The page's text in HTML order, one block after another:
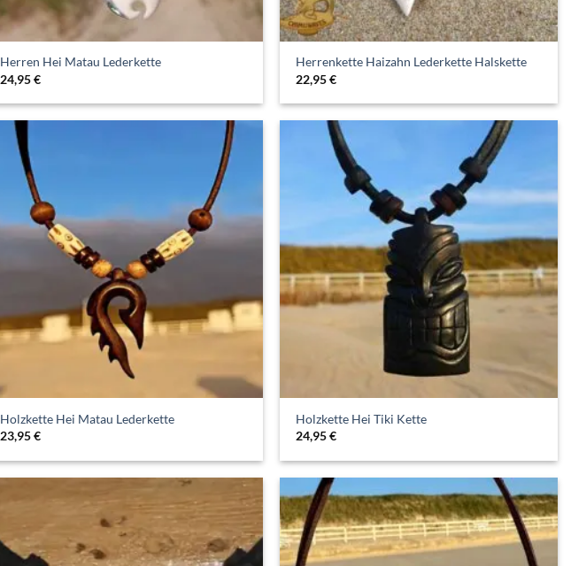
Herren Hei Matau Lederkette
24,95€
Herrenkette Haizahn Lederkette Halskette
22,95€
Holzkette Hei Matau Lederkette
23,95€
Holzkette Hei Tiki Kette
24,95€